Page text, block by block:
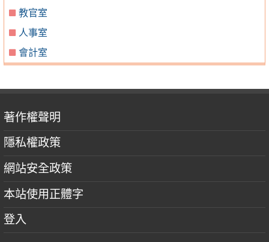
教官室
人事室
會計室
著作權聲明
隱私權政策
網站安全政策
本站使用正體字
登入